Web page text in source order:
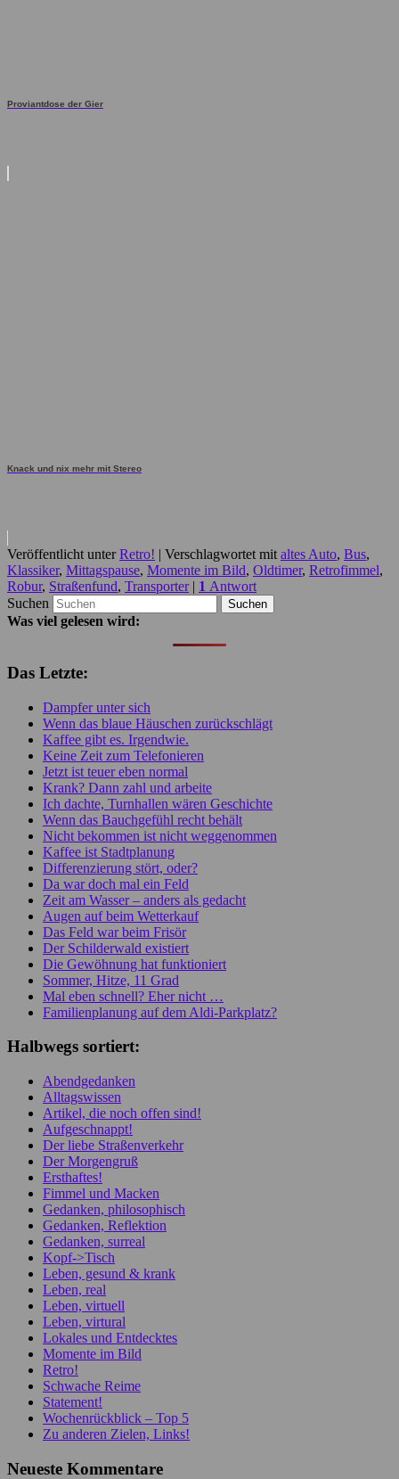
Proviantdose der Gier
Knack und nix mehr mit Stereo
Veröffentlicht unter Retro! | Verschlagwortet mit altes Auto, Bus,
Klassiker, Mittagspause, Momente im Bild, Oldtimer, Retrofimmel,
Robur, Straßenfund, Transporter | 1 Antwort
Suchen
Was viel gelesen wird:
Das Letzte:
Dampfer unter sich
Wenn das blaue Häuschen zurückschlägt
Kaffee gibt es. Irgendwie.
Keine Zeit zum Telefonieren
Jetzt ist teuer eben normal
Krank? Dann zahl und arbeite
Ich dachte, Turnhallen wären Geschichte
Wenn das Bauchgefühl recht behält
Nicht bekommen ist nicht weggenommen
Kaffee ist Stadtplanung
Differenzierung stört, oder?
Da war doch mal ein Feld
Zeit am Wasser – anders als gedacht
Augen auf beim Wetterkauf
Das Feld war beim Frisör
Der Schilderwald existiert
Die Gewöhnung hat funktioniert
Sommer, Hitze, 11 Grad
Mal eben schnell? Eher nicht …
Familienplanung auf dem Aldi-Parkplatz?
Halbwegs sortiert:
Abendgedanken
Alltagswissen
Artikel, die noch offen sind!
Aufgeschnappt!
Der liebe Straßenverkehr
Der Morgengruß
Ersthaftes!
Fimmel und Macken
Gedanken, philosophisch
Gedanken, Reflektion
Gedanken, surreal
Kopf->Tisch
Leben, gesund & krank
Leben, real
Leben, virtuell
Leben, virtural
Lokales und Entdecktes
Momente im Bild
Retro!
Schwache Reime
Statement!
Wochenrückblick – Top 5
Zu anderen Zielen, Links!
Neueste Kommentare